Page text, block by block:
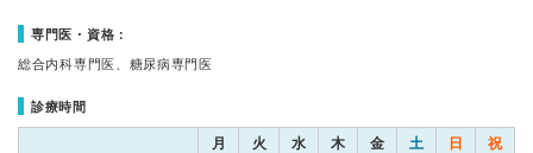
専門医・資格：
総合内科専門医、糖尿病専門医
診療時間
月 火 水 木 金 土 日 祝